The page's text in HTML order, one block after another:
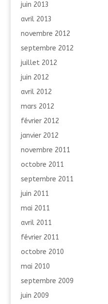
juin 2013
avril 2013
novembre 2012
septembre 2012
juillet 2012
juin 2012
avril 2012
mars 2012
février 2012
janvier 2012
novembre 2011
octobre 2011
septembre 2011
juin 2011
mai 2011
avril 2011
février 2011
octobre 2010
mai 2010
septembre 2009
juin 2009